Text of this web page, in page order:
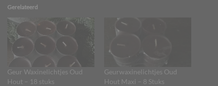
Gerelateerd
Geur Waxinelichtjes Oud
Hout – 18 stuks
Geurwaxinelichtjes Oud
Hout Maxi – 8 Stuks